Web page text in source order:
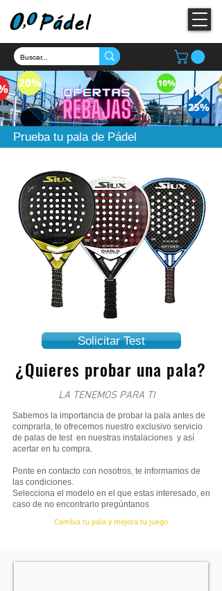
Prueba tu pala de Pádel
Solicitar Test
¿Quieres probar una pala?
LA TENEMOS PARA TI
Sabemos la importancia de probar la pala antes de
comprarla, te ofrecemos nuestro exclusivo servicio
de palas de test en nuestras instalaciones y así
acertar en tu compra.
Ponte en contacto con nosotros, te informamos de
las condiciones.
Selecciona el modelo en el que estas interesado, en
caso de no encontrarlo pregúntanos
Cambia tu pala y mejora tu juego